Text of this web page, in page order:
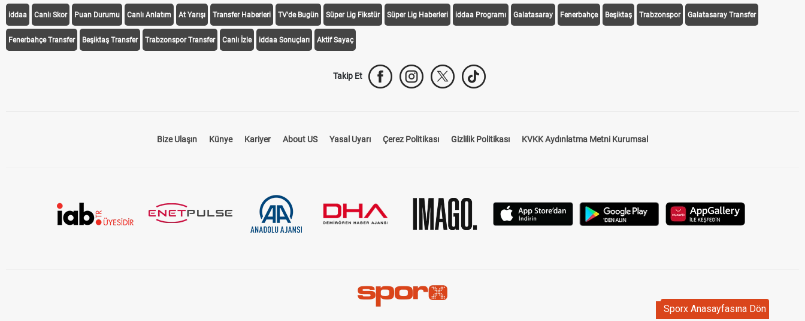
Sporx Anasayfasına Dön
Sporx Anasayfasına Dön
iddaa Canlı Skor Puan Durumu Canlı Anlatım At Yarışı Transfer Haberleri TV'de Bugün Süper Lig Fikstür Süper Lig Haberleri iddaa Programı Galatasaray Fenerbahçe Beşiktaş Trabzonspor Galatasaray Transfer
Fenerbahçe Transfer Beşiktaş Transfer Trabzonspor Transfer Canlı İzle iddaa Sonuçları Aktif Sayaç
Takip Et
Bize Ulaşın Künye Kariyer About US Yasal Uyarı Çerez Politikası Gizlilik Politikası KVKK Aydınlatma Metni Kurumsal